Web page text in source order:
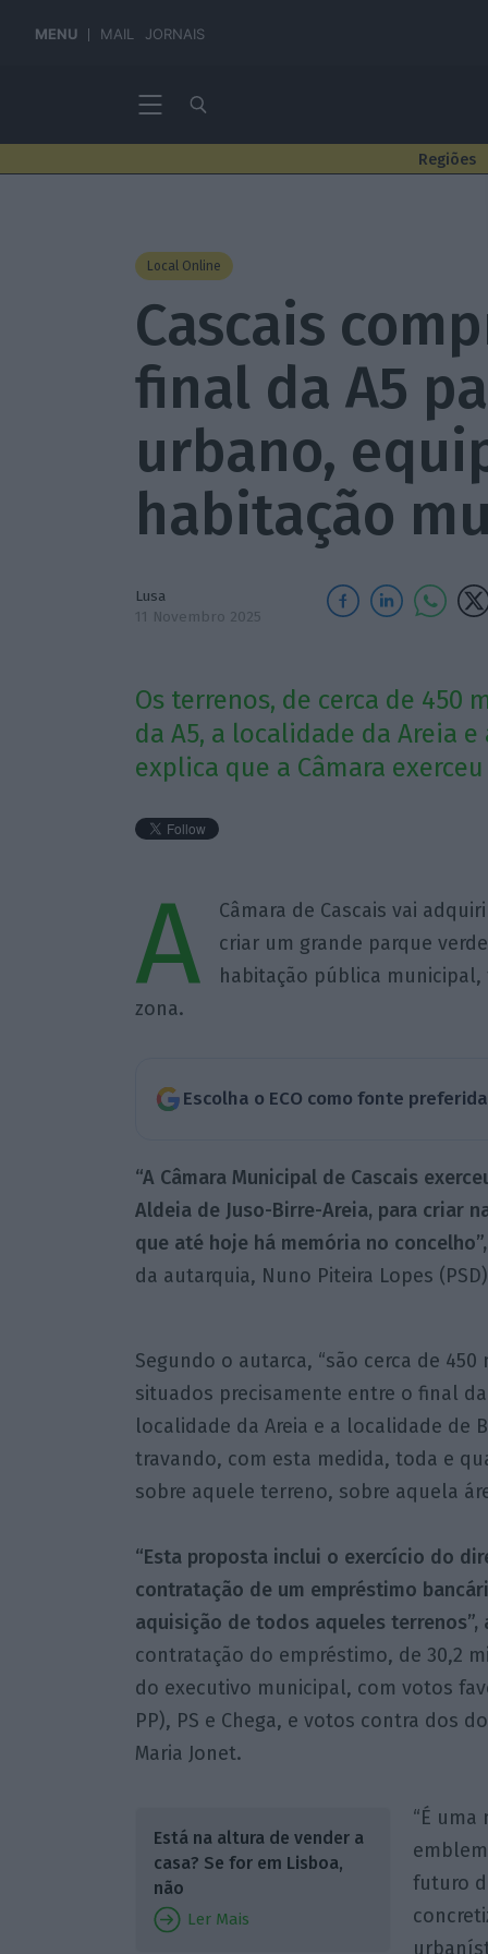
MENU MAIL JORNAIS
Regiões
Local Online
Cascais
final da A5
urbano,
habitação
Lusa
11 Novembro 2025
Os terrenos, de cerca de 450
da A5, a localidade da Areia
explica que a Câmara
A
Câmara de Cascais vai
criar um grande parque
habitação pública
zona.
Escolha o ECO como fonte
“A Câmara Municipal de Cascais
Aldeia de Juso-Birre-Areia, para criar
que até hoje há memória no
da autarquia, Nuno Piteira Lopes
Segundo o autarca, “são cerca de
situados precisamente entre o final
localidade da Areia e a localidade de
travando, com esta medida, toda e
sobre aquele terreno, sobre aquela
“Esta proposta inclui o exercício do
contratação de um empréstimo
aquisição de todos aqueles terrenos”,
contratação do empréstimo, de 30,2
do executivo municipal, com votos
PP), PS e Chega, e votos contra dos
Maria Jonet.
Está na altura de vender a
casa? Se for em Lisboa,
não
Ler Mais
“É
futuro